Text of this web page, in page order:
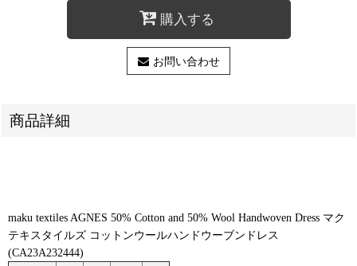
購入する
お問い合わせ
商品詳細
maku textiles AGNES 50% Cotton and 50% Wool Handwoven Dress マク
テキスタイルズ コットンウールハンドウーブンドレス
(CA23A232444)